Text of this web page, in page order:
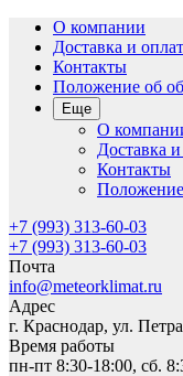
О компании
Доставка и
Контакты
Положение об
Еще
О
Доставка
Контакты
+7 (993) 313-60-03
+7 (993) 313-60-03
Почта
info@meteorklimat.ru
Адрес
г. Краснодар, ул.
Время работы
пн-пт 8:30-18:00, сб.